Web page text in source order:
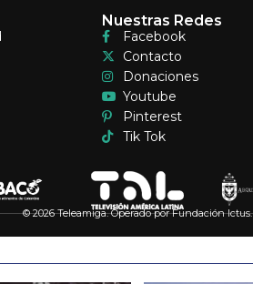
Nuestras Redes
Facebook
Contacto
Donaciones
Youtube
Pinterest
Tik Tok
© 2026 Teleamiga. Operado por Fundación Ictus.